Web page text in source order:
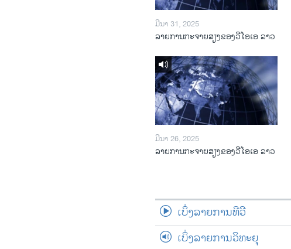
ມີນາ 31, 2025
ລາຍການກະຈາຍສຽງຂອງວີໂອເອ ລາວ
ມີນາ 26, 2025
ລາຍການກະຈາຍສຽງຂອງວີໂອເອ ລາວ
ເບິ່ງລາຍການທີວີ
ເບິ່ງລາຍການວິທະຍຸ